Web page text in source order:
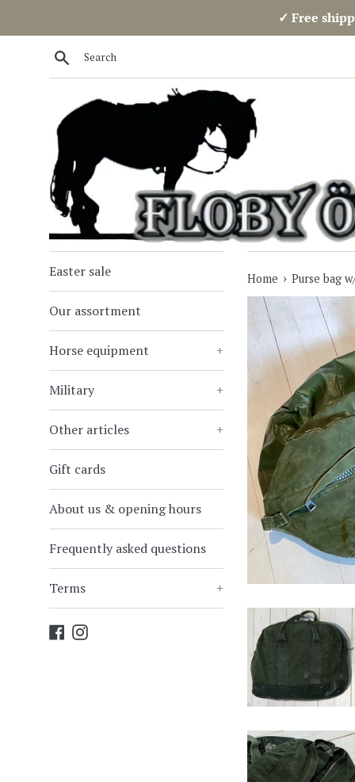
✓ Free
Search
Easter sale
Our assortment
Horse equipment +
Military +
Other articles +
Gift cards
About us & opening hours
Frequently asked questions
Terms +
Facebook
Instagram
Home › Purse bag